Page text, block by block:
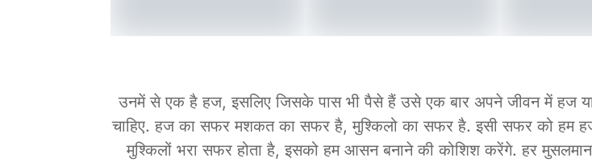
उनमें से एक है हज, इसलिए जिसके पास भी पैसे हैं उसे एक बार अपने जीवन में हज
चाहिए. हज का सफर मशकत का सफर है, मुश्किलो का सफर है. इसी सफर को हम
मुश्किलों भरा सफर होता है, इसको हम आसन बनाने की कोशिश करेंगे. हर मुसलमान